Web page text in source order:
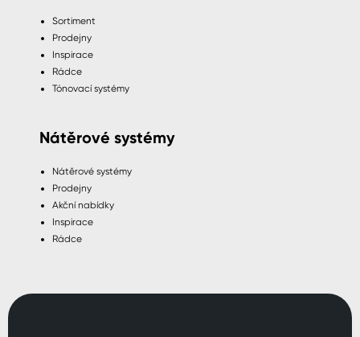
Sortiment
Prodejny
Inspirace
Rádce
Tónovací systémy
Nátěrové systémy
Nátěrové systémy
Prodejny
Akční nabídky
Inspirace
Rádce